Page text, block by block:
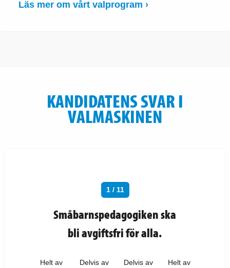
Läs mer om vårt valprogram ›
KANDIDATENS SVAR I
VALMASKINEN
1 / 11
Småbarnspedagogiken ska
bli avgiftsfri för alla.
Helt av
Delvis av
Delvis av
Helt av